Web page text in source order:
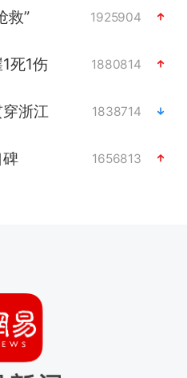
救” 1925904
死1伤 1880814
浙江 1838714
碑 1656813